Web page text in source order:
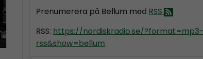
Prenumerera på Bellum med RSS
RSS: https://nordiskradio.se/?format=mp3-
rss&show=bellum